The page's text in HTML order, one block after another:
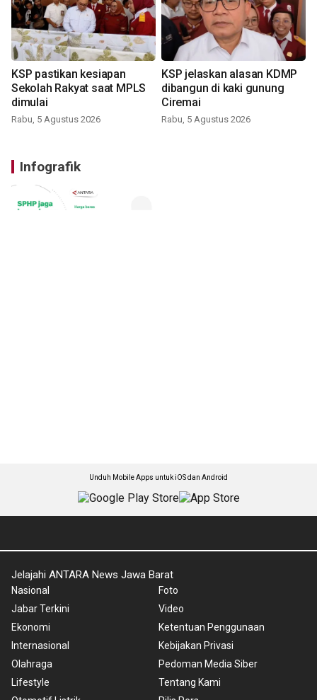
KSP pastikan kesiapan
Sekolah Rakyat saat MPLS
dimulai
Rabu, 5 Agustus 2026
KSP jelaskan alasan KDMP
dibangun di kaki gunung
Ciremai
Rabu, 5 Agustus 2026
Infografik
Unduh Mobile Apps untuk iOS dan Android
Jelajahi ANTARA News Jawa Barat
Nasional
Jabar Terkini
Ekonomi
Internasional
Olahraga
Lifestyle
Foto
Video
Ketentuan Penggunaan
Kebijakan Privasi
Pedoman Media Siber
Tentang Kami